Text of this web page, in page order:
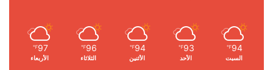
94
℉
السبت
93
℉
الأحد
94
℉
الأثنين
96
℉
الثلاثاء
97
℉
الأربعاء